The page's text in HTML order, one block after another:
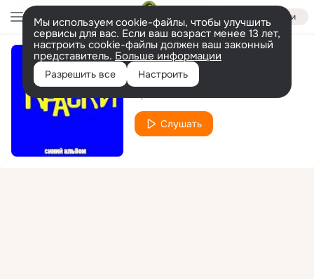
Войти
Мы используем cookie-файлы, чтобы улучшить
сервисы для вас. Если ваш возраст менее 13 лет,
настроить cookie-файлы должен ваш законный
представитель. Больше информации
Разрешить все Настроить
Такси
Слушать